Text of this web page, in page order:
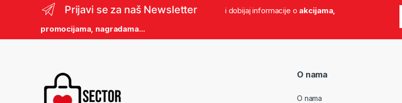
Prijavi se za naš Newsletter i dobijaj informacije o akcijama,
promocijama, nagradama...
O nama
O nama